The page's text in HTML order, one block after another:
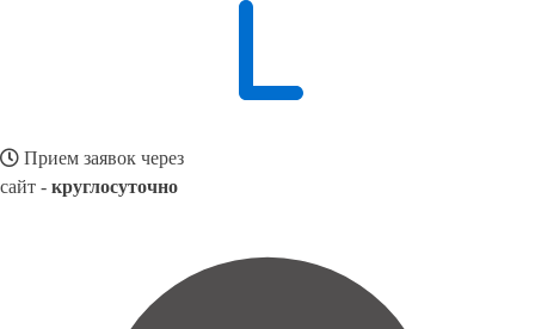
Прием заявок через
сайт - круглосуточно